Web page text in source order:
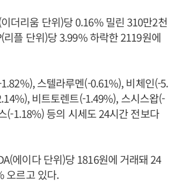
더리움 단위)당 0.16% 밀린 310만2천
리플 단위)당 3.99% 하락한 2119원에
스텔라루멘(-0.61%), 비체인(-5.
비트토렌트(-1.49%), 스시스왑(-
(-1.18%) 등의 시세도 24시간 전보다
에이다 단위)당 1816원에 거래돼 24
오르고 있다.